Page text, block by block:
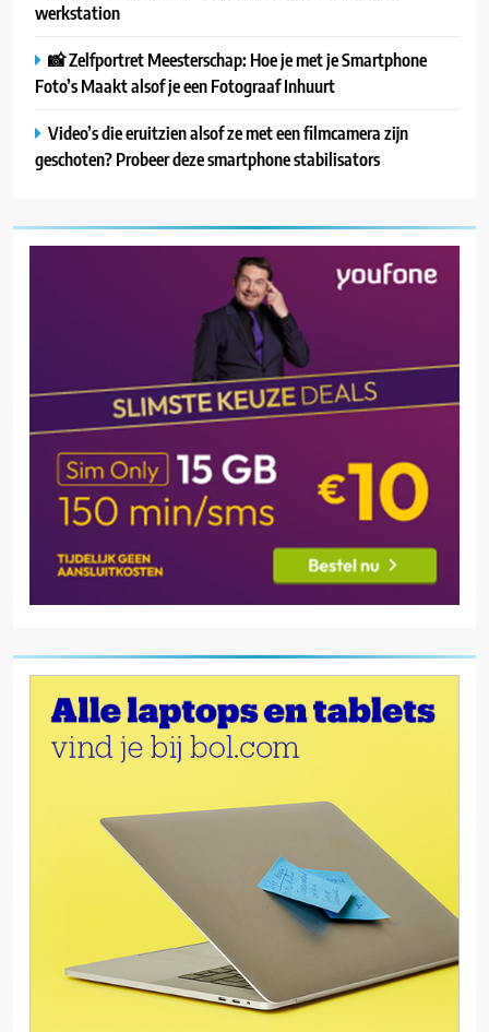
werkstation
📸 Zelfportret Meesterschap: Hoe je met je Smartphone
Foto’s Maakt alsof je een Fotograaf Inhuurt
Video’s die eruitzien alsof ze met een filmcamera zijn
geschoten? Probeer deze smartphone stabilisators